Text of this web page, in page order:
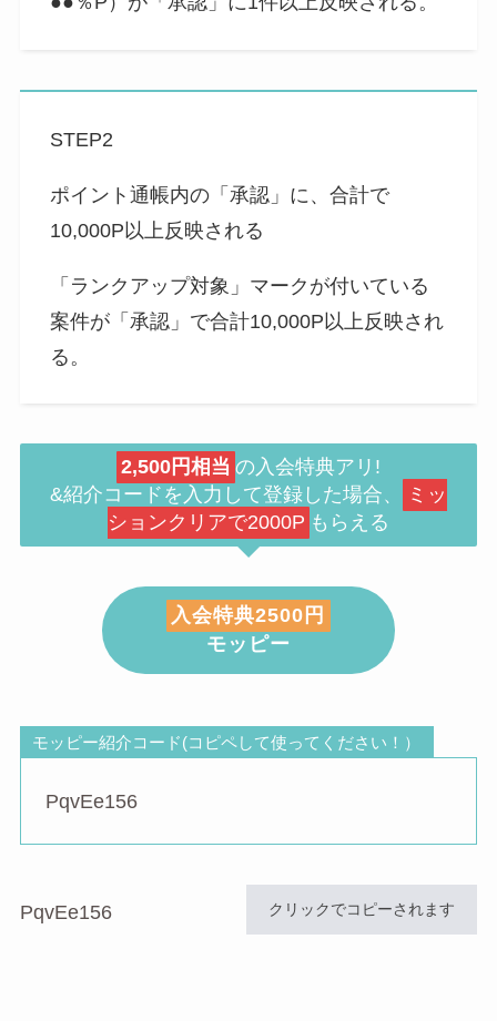
STEP2
ポイント通帳内の「承認」に、合計で
10,000P以上反映される
「ランクアップ対象」マークが付いている
案件が「承認」で合計10,000P以上反映され
る。
2,500円相当 の入会特典アリ!
&紹介コードを入力して登録した場合、
ミッ
ションクリアで2000P もらえる
入会特典2500円
モッピー
モッピー紹介コード(コピペして使ってください！）
PqvEe156
PqvEe156 クリックでコピーされます